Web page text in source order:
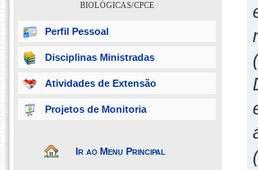
BIOLÓGICAS/CPCE
Perfil Pessoal
Disciplinas Ministradas
Atividades de Extensão
Projetos de Monitoria
Ir ao Menu Principal